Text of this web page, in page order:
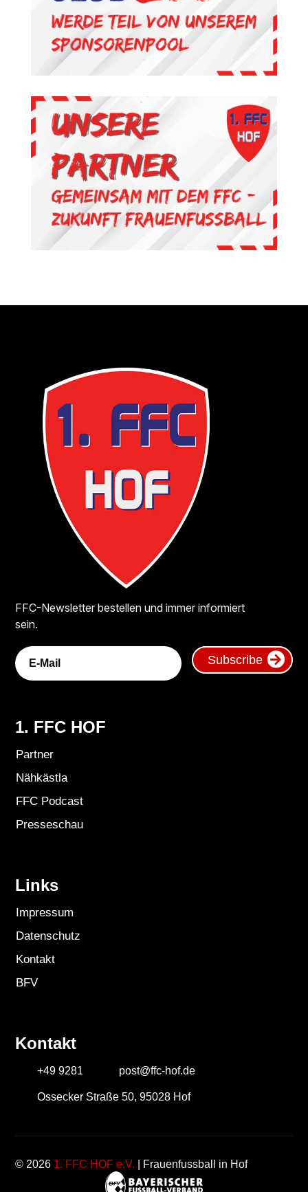
FFC-Newsletter bestellen und immer informiert
sein.
Subscribe
1. FFC HOF
Partner
Nähkästla
FFC Podcast
Presseschau
Links
Impressum
Datenschutz
Kontakt
BFV
Kontakt
+49 9281 post@ffc-hof.de
Ossecker Straße 50, 95028 Hof
© 2026 1. FFC HOF e.V. | Frauenfussball in Hof